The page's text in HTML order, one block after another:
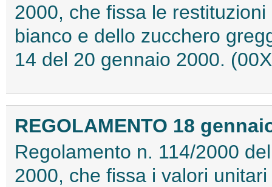
2000, che fissa le
bianco e dello zucchero
14 del 20 gennaio 2000.
REGOLAMENTO 18
Regolamento n. 114/2000
2000, che fissa i valori